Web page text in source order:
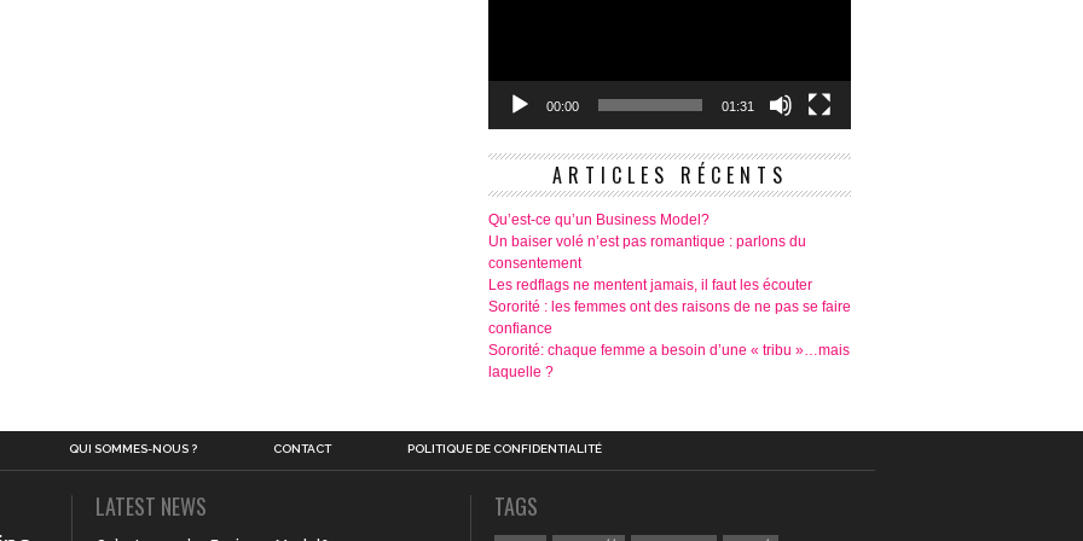
00:00 01:31
ARTICLES RÉCENTS
Qu’est-ce qu’un Business Model?
Un baiser volé n’est pas romantique : parlons du
consentement
Les redflags ne mentent jamais, il faut les écouter
Sororité : les femmes ont des raisons de ne pas se faire
confiance
Sororité: chaque femme a besoin d’une « tribu »…mais
laquelle ?
QUI SOMMES-NOUS ? CONTACT POLITIQUE DE CONFIDENTIALITÉ
LATEST NEWS TAGS